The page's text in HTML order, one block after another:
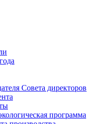
Совета директоров
программа